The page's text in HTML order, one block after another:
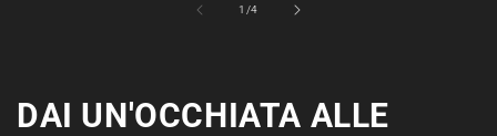
1 /su
4
DAI UN'OCCHIATA ALLE